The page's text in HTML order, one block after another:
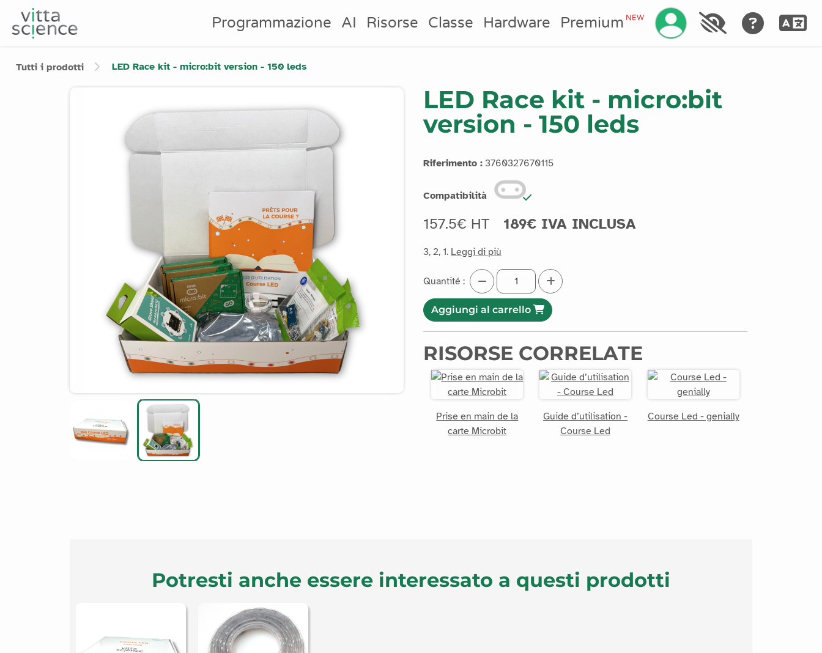
Programmazione AI Risorse Classe Hardware PremiumNEW Gestisci il tuo account
Tutti i prodotti LED Race kit - micro:bit version - 150 leds
LED Race kit - micro:bit
version - 150 leds
Riferimento : 3760327670115
Compatibilità
157.5€ HT 189€ IVA INCLUSA
3, 2, 1. Leggi di più
Quantité :
Aggiungi al carrello
RISORSE CORRELATE
Prise en main de la
carte Microbit
Guide d’utilisation -
Course Led
Course Led - genially
Potresti anche essere interessato a questi prodotti